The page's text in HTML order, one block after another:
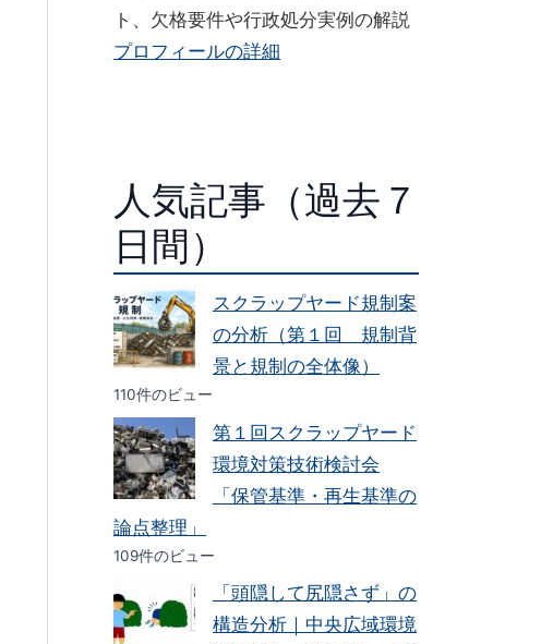
ト、欠格要件や行政処分実例の解説
プロフィールの詳細
人気記事（過去７
日間）
スクラップヤード規制案
の分析（第１回 規制背
景と規制の全体像）
110件のビュー
第１回スクラップヤード
環境対策技術検討会
「保管基準・再生基準の
論点整理」
109件のビュー
「頭隠して尻隠さず」の
構造分析｜中央広域環境